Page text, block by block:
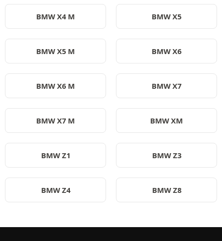
BMW X4 M BMW X5
BMW X5 M BMW X6
BMW X6 M BMW X7
BMW X7 M BMW XM
BMW Z1 BMW Z3
BMW Z4 BMW Z8